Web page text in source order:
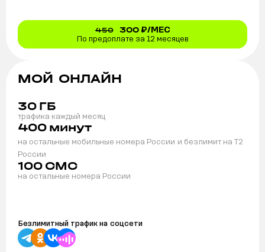
450 300₽/МЕС
По предоплате за 12 месяцев
МОЙ ОНЛАЙН
30 ГБ
трафика каждый месяц
400 минут
на остальные мобильные номера России и безлимит на T2
России
100 СМС
на остальные номера России
Безлимитный трафик на соцсети